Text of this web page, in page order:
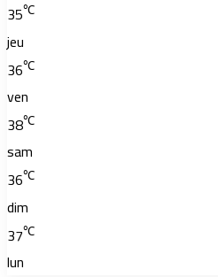
35℃
jeu
36℃
ven
38℃
sam
36℃
dim
37℃
lun